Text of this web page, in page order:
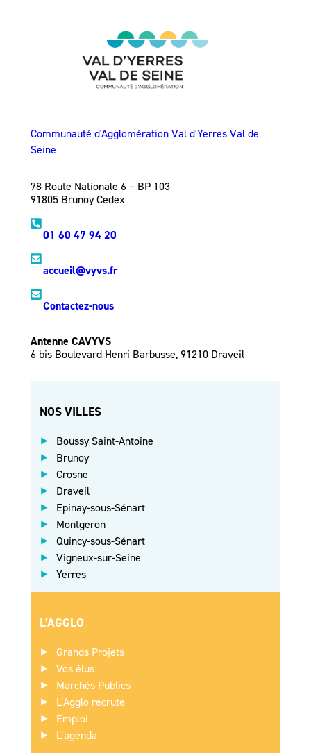
Communauté d'Agglomération Val d'Yerres Val de
Seine
78 Route Nationale 6 – BP 103
91805 Brunoy Cedex
01 60 47 94 20
accueil@vyvs.fr
Contactez-nous
Antenne CAVYVS
6 bis Boulevard Henri Barbusse, 91210 Draveil
NOS VILLES
Boussy Saint-Antoine
Brunoy
Crosne
Draveil
Epinay-sous-Sénart
Montgeron
Quincy-sous-Sénart
Vigneux-sur-Seine
Yerres
L’AGGLO
Grands Projets
Vos élus
Marchés Publics
L’Agglo recrute
Emploi
L’agenda